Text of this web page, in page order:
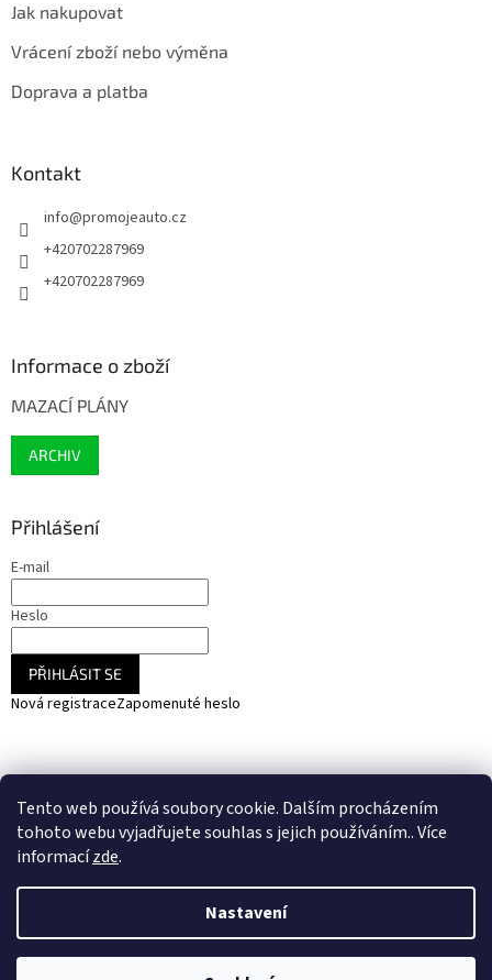
Tento web používá soubory cookie. Dalším procházením
tohoto webu vyjadřujete souhlas s jejich používáním.. Více
informacízde.
Nastavení
Jak nakupovat
Vrácení zboží nebo výměna
Doprava a platba
Kontakt
info@promojeauto.cz
+420702287969
+420702287969
Informace o zboží
MAZACÍ PLÁNY
ARCHIV
Přihlášení
E-mail
Heslo
PŘIHLÁSIT SE
Nová registraceZapomenuté heslo
SOLARCZ.cz - Vše pro solární energie a fotovoltaiku
Vytvořil Shoptet